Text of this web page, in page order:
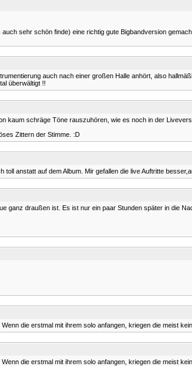
sehr schön finde) eine richtig gute Bigbandversion
auch nach einer großen Halle anhört, also
überwältigt !!
kaum schräge Töne rauszuhören, wie es noch in der
Zittern der Stimme. :D
anstatt auf dem Album. Mir gefallen die live Auftritte
ganz draußen ist. Es ist nur ein paar Stunden später in die
die erstmal mit ihrem solo anfangen, kriegen die meist
die erstmal mit ihrem solo anfangen, kriegen die meist